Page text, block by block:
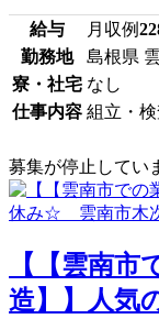
給与 月収例
勤務地
島根県
寮・社宅 なし
仕事内容 組立・
募集が停止してい
【【雲南市
造】】人気